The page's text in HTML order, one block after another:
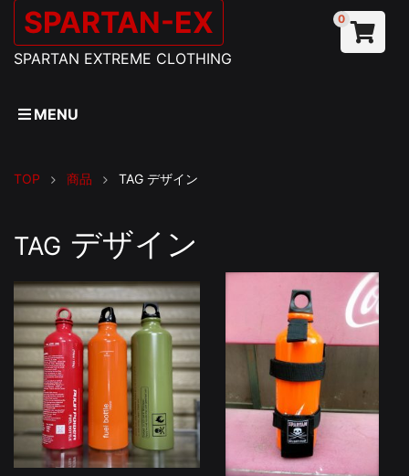
SPARTAN-EX
SPARTAN EXTREME CLOTHING
0
MENU
TOP 商品 TAG デザイン
TAG デザイン